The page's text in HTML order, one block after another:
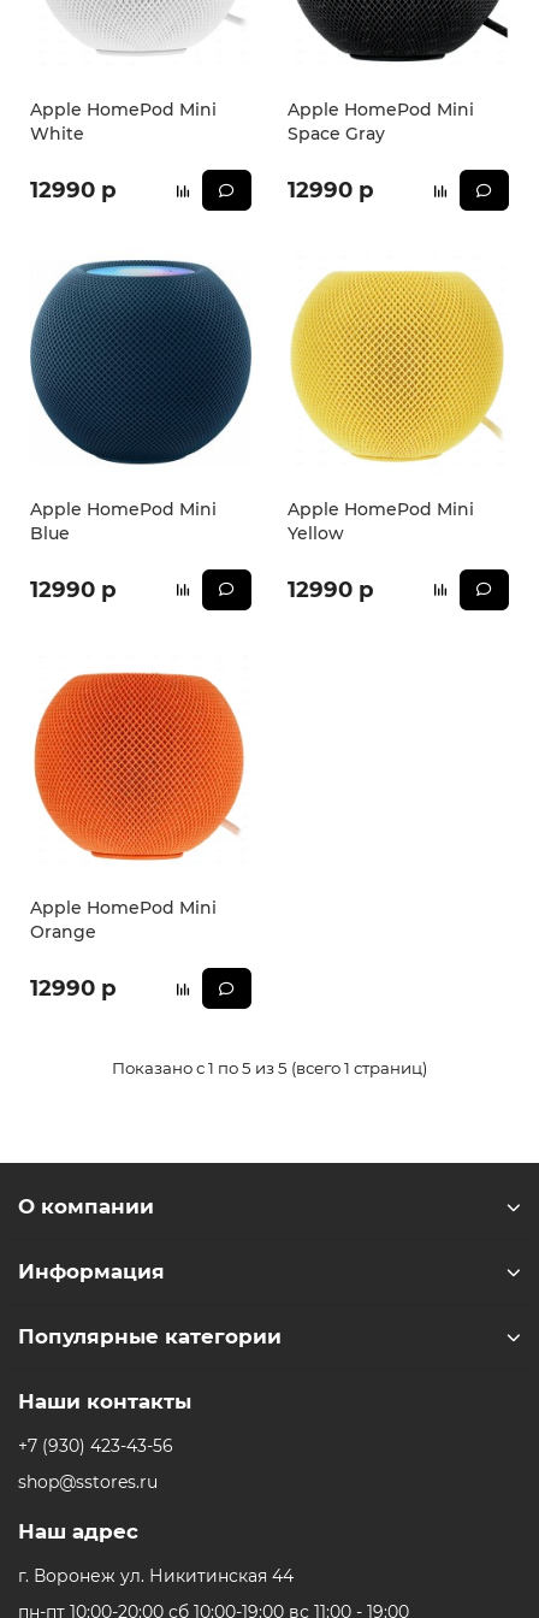
iPhone 16e
Все категории (12)
iPad Pro 13 M4 (2024)
Все категории (9)
Mac Studio
AirTag
HomePod
Galaxy Z Flip 7
Все категории (17)
Apple HomePod Mini
White
12990 р
Apple HomePod Mini
Space Gray
12990 р
Apple HomePod Mini
Blue
12990 р
Apple HomePod Mini
Yellow
12990 р
Apple HomePod Mini
Orange
12990 р
Показано с 1 по 5 из 5 (всего 1 страниц)
О компании
Информация
Популярные категории
Наши контакты
+7 (930) 423-43-56
shop@sstores.ru
Наш адрес
г. Воронеж ул. Никитинская 44
пн-пт 10:00-20:00 сб 10:00-19:00 вс 11:00 - 19:00